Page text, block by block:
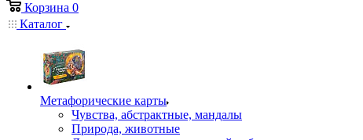
Корзина 0
Каталог
Mетафорические карты
Чувства, абстрактные, мандалы
Природа, животные